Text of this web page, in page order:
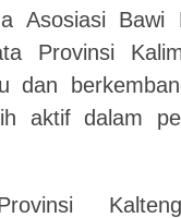
Asosiasi Bawi
Provinsi
dan
aktif dalam